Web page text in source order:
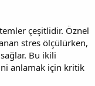
çeşitlidir. Öznel
stres ölçülürken,
Bu ikili
anlamak için kritik